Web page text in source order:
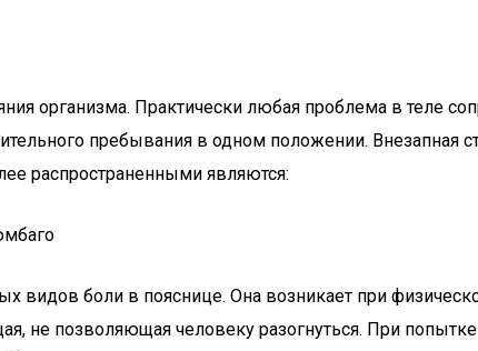
организма. Практически любая проблема в
пребывания в одном положении.
распространенными являются:
видов боли в пояснице. Она возникает при
не позволяющая человеку разогнуться. При